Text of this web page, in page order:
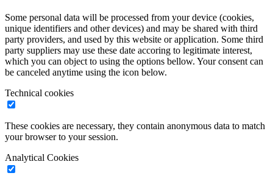
Some personal data will be processed from your device (cookies,
unique identifiers and other devices) and may be shared with third
party providers, and used by this website or application. Some third
party suppliers may use these date accoring to legitimate interest,
which you can object to using the options bellow. Your consent can
be canceled anytime using the icon below.
Technical cookies
These cookies are necessary, they contain anonymous data to match
your browser to your session.
Analytical Cookies